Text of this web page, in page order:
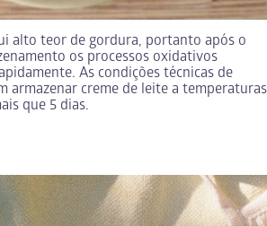
alto teor de gordura, portanto após o
os processos oxidativos
As condições técnicas de
armazenar creme de leite a temperaturas
que 5 dias.